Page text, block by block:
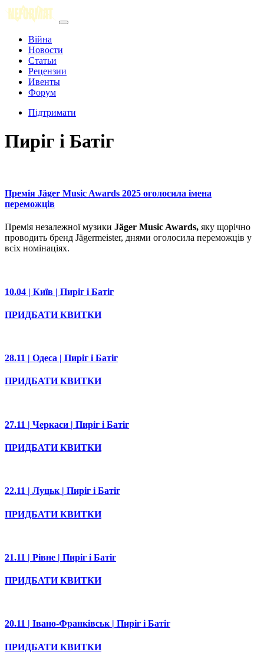
Війна
Новости
Статьи
Рецензии
Ивенты
Форум
Підтримати
Пиріг і Батіг
Премія Jäger Music Awards 2025 оголосила імена
переможців
Премія незалежної музики Jäger Music Awards, яку щорічно
проводить бренд Jägermeister, днями оголосила переможців у
всіх номінаціях.
10.04 | Київ | Пиріг і Батіг
ПРИДБАТИ КВИТКИ
28.11 | Одеса | Пиріг і Батіг
ПРИДБАТИ КВИТКИ
27.11 | Черкаси | Пиріг і Батіг
ПРИДБАТИ КВИТКИ
22.11 | Луцьк | Пиріг і Батіг
ПРИДБАТИ КВИТКИ
21.11 | Рівне | Пиріг і Батіг
ПРИДБАТИ КВИТКИ
20.11 | Івано-Франківськ | Пиріг і Батіг
ПРИДБАТИ КВИТКИ